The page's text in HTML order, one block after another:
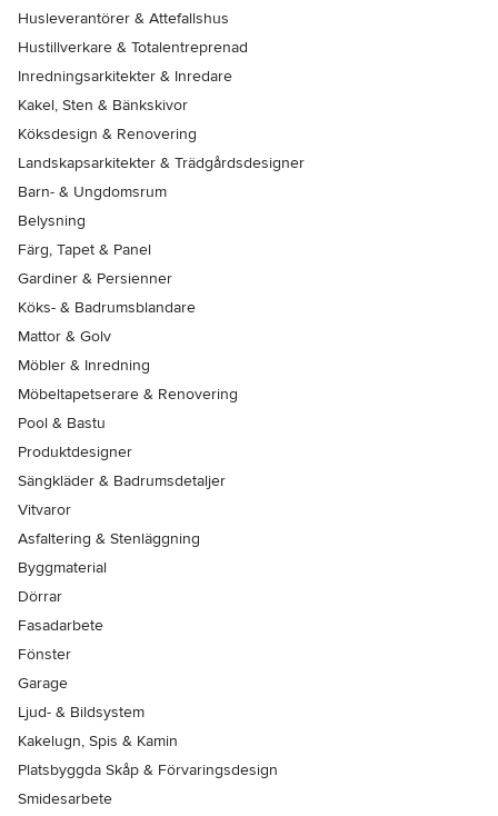
Husleverantörer & Attefallshus
Hustillverkare & Totalentreprenad
Inredningsarkitekter & Inredare
Kakel, Sten & Bänkskivor
Köksdesign & Renovering
Landskapsarkitekter & Trädgårdsdesigner
Barn- & Ungdomsrum
Belysning
Färg, Tapet & Panel
Gardiner & Persienner
Köks- & Badrumsblandare
Mattor & Golv
Möbler & Inredning
Möbeltapetserare & Renovering
Pool & Bastu
Produktdesigner
Sängkläder & Badrumsdetaljer
Vitvaror
Asfaltering & Stenläggning
Byggmaterial
Dörrar
Fasadarbete
Fönster
Garage
Ljud- & Bildsystem
Kakelugn, Spis & Kamin
Platsbyggda Skåp & Förvaringsdesign
Smidesarbete